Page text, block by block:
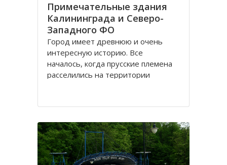
Примечательные здания
Калининграда и Северо-
Западного ФО
Город имеет древнюю и очень
интересную историю. Все
началось, когда прусские племена
расселились на территории
-крепость. Многие сооружения
Сегодня это самый западный
мегаполис России. Ежегодно сюда